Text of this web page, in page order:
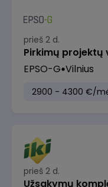
prieš 2 d.
Pirkimų
EPSO-G Vilnius
2900 - 4300 €/
prieš 2 d.
Užsakymų